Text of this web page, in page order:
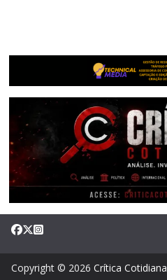
Copyright © 2026 Crítica Cotidiana